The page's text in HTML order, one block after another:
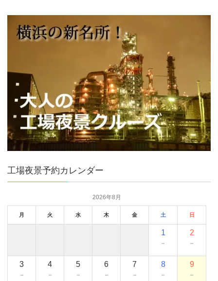
工場夜景予約カレンダー
2026年8月
月 火 水 木 金 土 日
1
－
2
－
3
－
4
－
5
－
6
－
7
－
8
－
9
－